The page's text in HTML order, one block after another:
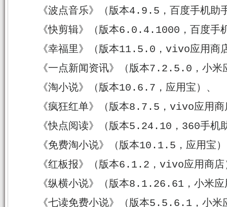
《波点音乐》（版本4.9.5，百度手机助
《快剪辑》（版本6.0.4.1000，百度手
《幸福里》（版本11.5.0，vivo应用商
《一点新闻资讯》（版本7.2.5.0，小米
《淘小说》（版本10.6.7，应用宝）、
《疯狂红单》（版本8.7.5，vivo应用商
《快点阅读》（版本5.24.10，360手机
《免费淘小说》（版本10.1.5，应用宝
《红板报》（版本6.1.2，vivo应用商店
《纵横小说》（版本8.1.26.61，小米应
《七读免费小说》（版本5.5.6.1，小米